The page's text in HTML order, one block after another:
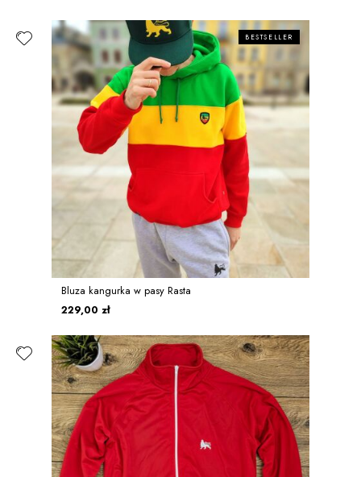
Bluza kangurka w pasy Rasta
229,00 zł
BESTSELLER